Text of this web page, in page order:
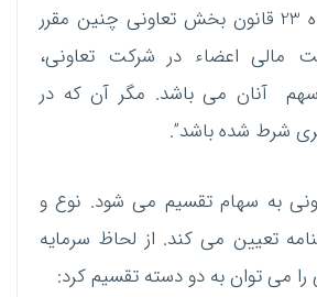
های شرکت را ماده 23 قانون بخش تعاونی چنین مقرر
مالی اعضاء در شرکت تعاونی،
آنان می باشد. مگر آن که در
شرط شده باشد”.
به سهام تقسیم می شود. نوع و
تعیین می کند. از لحاظ سرمایه
می توان به دو دسته تقسیم کرد: